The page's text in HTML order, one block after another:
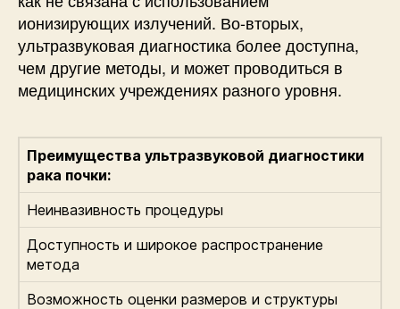
ионизирующих излучений. Во-вторых,
ультразвуковая диагностика более доступна,
чем другие методы, и может проводиться в
медицинских учреждениях разного уровня.
Преимущества ультразвуковой диагностики
рака почки:
Неинвазивность процедуры
Доступность и широкое распространение
метода
Возможность оценки размеров и структуры